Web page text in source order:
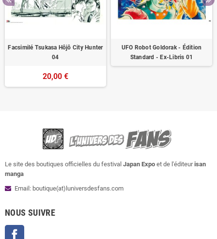
Facsimilé Tsukasa Hôjô City Hunter
04
20,00 €
UFO Robot Goldorak - Édition
Standard - Ex-Libris 01
Le site des boutiques officielles du festival Japan Expo et de l'éditeurisan
manga
Email: boutique(at)luniversdesfans.com
NOUS SUIVRE